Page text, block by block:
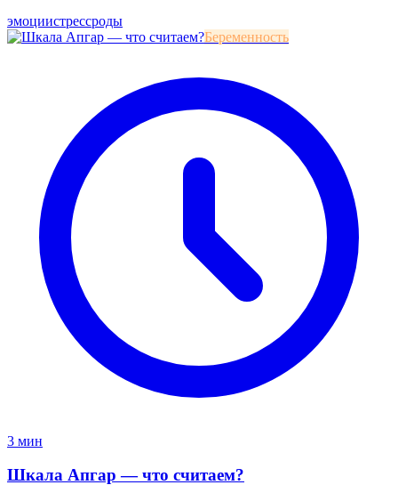
эмоциистрессроды
Беременность
3 мин
Шкала Апгар — что считаем?